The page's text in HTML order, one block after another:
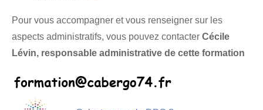
Pour vous accompagner et vous renseigner sur les
aspects administratifs, vous pouvez contacter Cécile
Lévin, responsable administrative de cette formation